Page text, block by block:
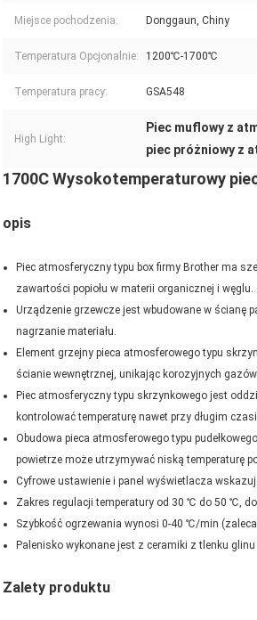
Miejsce pochodzenia: Donggaun, Chiny
Temperatura Opcjonalnie: 1200℃-1700℃
Temperatura pracy: GSA548
High Light:
Piec muflowy z
piec próżniowy z
1700C Wysokotemperaturowy
opis
Piec atmosferyczny typu box firmy Brother ma
zawartości popiołu w materii organicznej i węglu.
Urządzenie grzewcze jest wbudowane w ścianę
nagrzanie materiału.
Element grzejny pieca atmosferowego typu
ścianie wewnętrznej, unikając korozyjnych
Piec atmosferyczny typu skrzynkowego jest
kontrolować temperaturę nawet przy długim
Obudowa pieca atmosferowego typu
powietrze może utrzymywać niską temperaturę
Cyfrowe ustawienie i panel wyświetlacza
Zakres regulacji temperatury od 30 ℃ do 50 ℃,
Szybkość ogrzewania wynosi 0-40 ℃/min
Palenisko wykonane jest z ceramiki z tlenku glinu
Zalety produktu